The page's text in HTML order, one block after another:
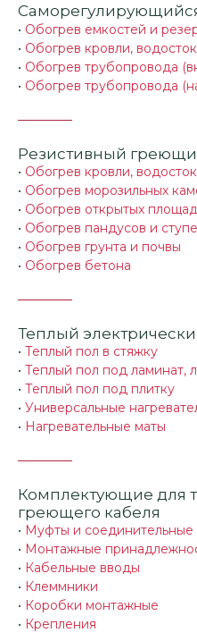
• Обогрев емкостей и
• Обогрев кровли,
• Обогрев трубопровода
• Обогрев трубопровода
Резистивный
• Обогрев кровли,
• Обогрев морозильных
• Обогрев открытых
• Обогрев пандусов и
• Обогрев грунта и почвы
• Обогрев бетона
Теплый
• Теплый пол в стяжку
• Теплый пол под ламинат,
• Теплый пол под плитку
• Универсальные
• Нагревательные маты
Комплектующие для
греющего кабеля
• Муфты и соединительные
• Монтажные
• Кабельные вводы
• Клеммники
• Коробки монтажные
• Крепления